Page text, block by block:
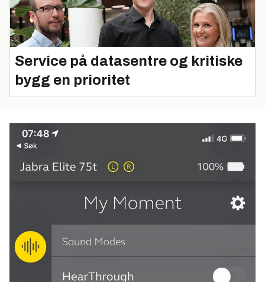
Service på datasentre og kritiske
bygg en prioritet